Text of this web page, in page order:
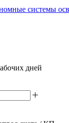
системы
дней